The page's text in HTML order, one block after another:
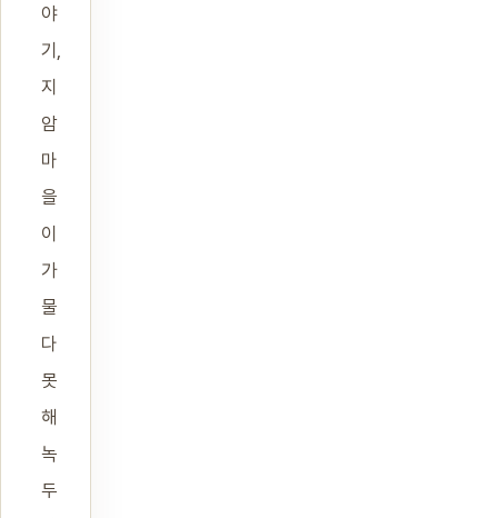
야
기,
지
암
마
을
이
가
물
다
못
해
녹
두